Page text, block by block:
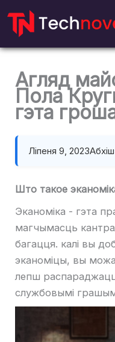
Перайсці
змесціва
Агляд
Пола
гэта
Ліпеня 9, 2023
Што такое
Эканоміка - гэта
магчымасць
багацця. калі вы
эканоміцы, вы
лепш
службовымі